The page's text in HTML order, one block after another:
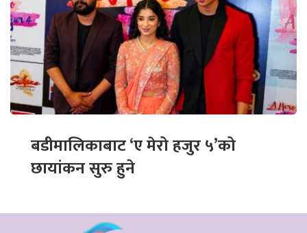
बडीमालिकाबाट ‘ए मेरो हजुर ५’को
छायांकन सुरु हुने